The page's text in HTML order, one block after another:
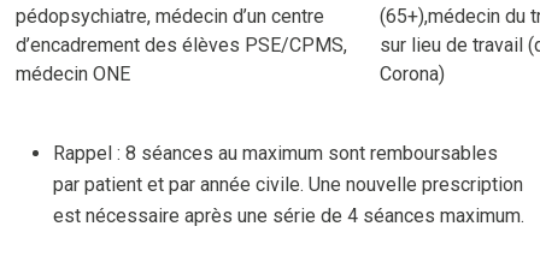
pédopsychiatre, médecin d’un centre
d’encadrement des élèves PSE/CPMS,
médecin ONE
(65+),médecin du
sur lieu de travail
Corona)
Rappel : 8 séances au maximum sont remboursables
par patient et par année civile. Une nouvelle prescription
est nécessaire après une série de 4 séances maximum.